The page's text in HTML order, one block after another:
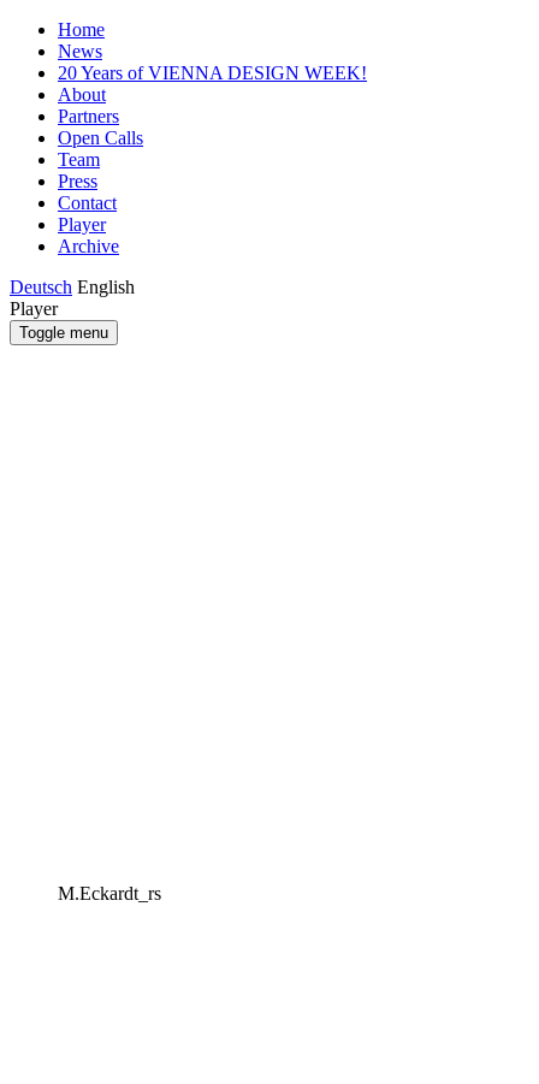
Home
News
20 Years of VIENNA DESIGN WEEK!
About
Partners
Open Calls
Team
Press
Contact
Player
Archive
Deutsch English
Player
Toggle menu
M.Eckardt_rs